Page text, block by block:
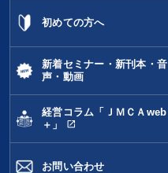
初めての方へ
新着セミナー・新刊本・音
声・動画
経営コラム「ＪＭＣＡweb
＋」
open_in_new
お問い合わせ